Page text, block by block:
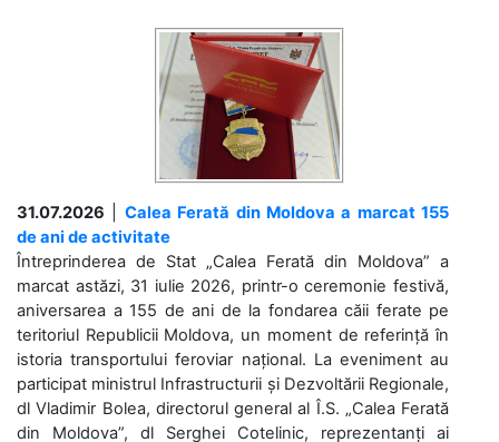
31.07.2026
Calea Ferată din Moldova a marcat 155
de ani de activitate
Întreprinderea de Stat „Calea Ferată din Moldova” a
marcat astăzi, 31 iulie 2026, printr-o ceremonie festivă,
aniversarea a 155 de ani de la fondarea căii ferate pe
teritoriul Republicii Moldova, un moment de referință în
istoria transportului feroviar național. La eveniment au
participat ministrul Infrastructurii și Dezvoltării Regionale,
dl Vladimir Bolea, directorul general al Î.S. „Calea Ferată
din Moldova”, dl Serghei Cotelinic, reprezentanți ai